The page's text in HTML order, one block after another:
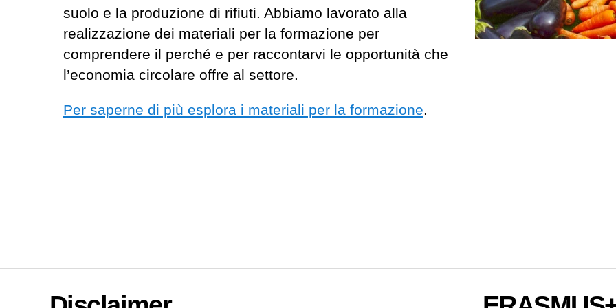
suolo e la produzione di rifiuti. Abbiamo lavorato alla
realizzazione dei materiali per la formazione per
comprendere il perché e per raccontarvi le opportunità che
l’economia circolare offre al settore.
Per saperne di più esplora i materiali per la formazione.